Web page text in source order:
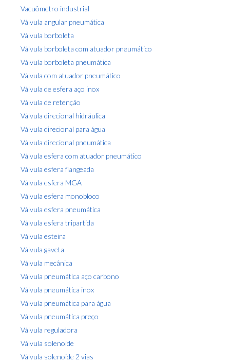
Vacuômetro industrial
Válvula angular pneumática
Válvula borboleta
Válvula borboleta com atuador pneumático
Válvula borboleta pneumática
Válvula com atuador pneumático
Válvula de esfera aço inox
Válvula de retenção
Válvula direcional hidráulica
Válvula direcional para água
Válvula direcional pneumática
Válvula esfera com atuador pneumático
Válvula esfera flangeada
Válvula esfera MGA
Válvula esfera monobloco
Válvula esfera pneumática
Válvula esfera tripartida
Válvula esteira
Válvula gaveta
Válvula mecânica
Válvula pneumática aço carbono
Válvula pneumática inox
Válvula pneumática para água
Válvula pneumática preço
Válvula reguladora
Válvula solenoide
Válvula solenoide 2 vias